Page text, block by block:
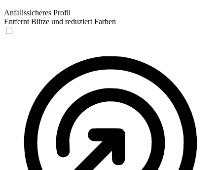
Anfallssicheres Profil
Entfernt Blitze und reduziert Farben